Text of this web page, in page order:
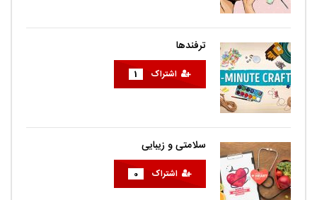
ترفندها
اشتراک 1
سلامتی و زیبایی
اشتراک 0